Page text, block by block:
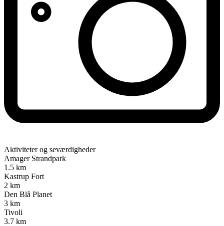
Aktiviteter og seværdigheder
Amager Strandpark
1.5 km
Kastrup Fort
2 km
Den Blå Planet
3 km
Tivoli
3.7 km